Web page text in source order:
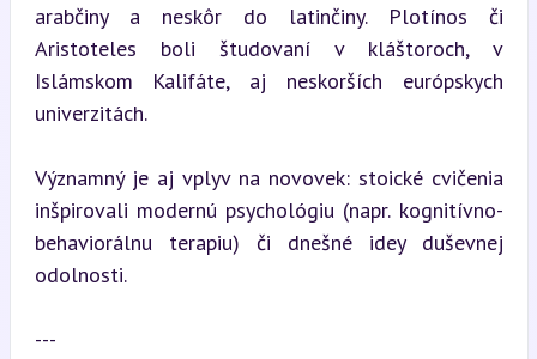
arabčiny a neskôr do latinčiny. Plotínos či
Aristoteles boli študovaní v kláštoroch, v
Islámskom Kalifáte, aj neskorších európskych
univerzitách.
Významný je aj vplyv na novovek: stoické cvičenia
inšpirovali modernú psychológiu (napr. kognitívno-
behaviorálnu terapiu) či dnešné idey duševnej
odolnosti.
---